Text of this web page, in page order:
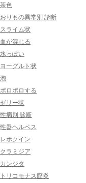
茶色
おりもの異常別 診断
スライム状
血が混じる
水っぽい
ヨーグルト状
泡
ポロポロする
ゼリー状
性病別 診断
性器ヘルペス
レボクイン
クラミジア
カンジタ
トリコモナス膣炎